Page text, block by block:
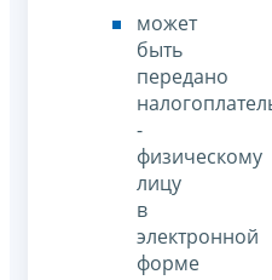
может
быть
передано
-
физическому
лицу
в
электронной
форме